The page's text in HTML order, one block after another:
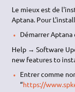
Le mieux est de
Aptana. Pour
Démarrer Aptana
Help → Software
new features to
Entrer comme
“https://